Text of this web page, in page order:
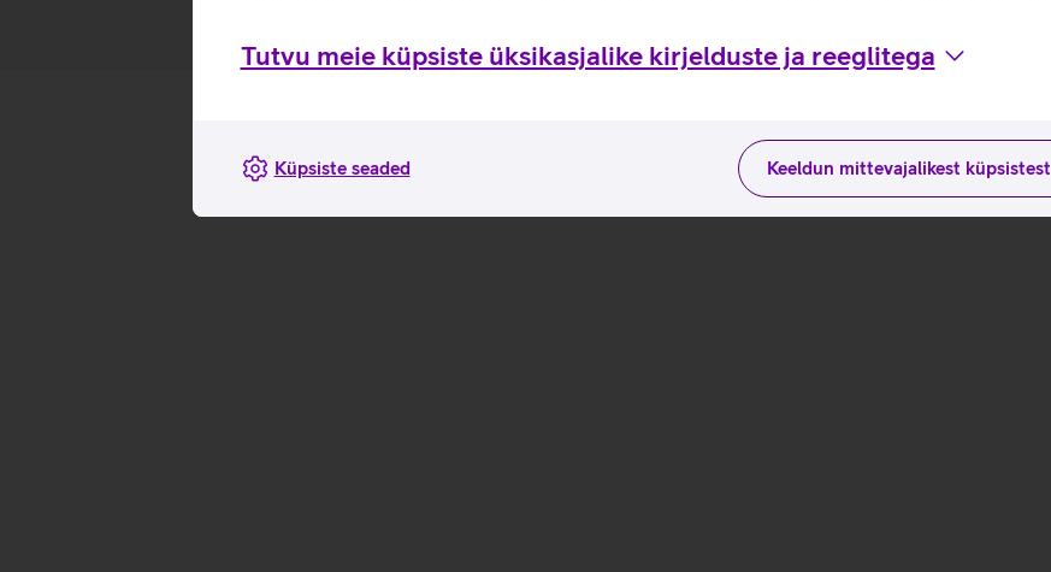
Tutvu meie küpsiste üksikasjalike kirjelduste ja reeglitega
Keeldun mittevajalikest küpsistest
Küpsiste seaded